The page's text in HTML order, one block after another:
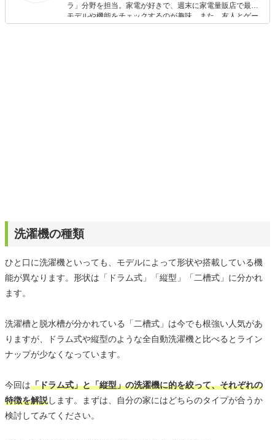
ラ」分野を担当。家電が好きで、週末に家電量販店で最新
モデルや機能をチェックするのが趣味。また、友人とゲー
ムを楽しみながら、新作タイトルやイベント情報もいち早
洗濯機の種類
ひと口に洗濯機といっても、モデルによって形状や搭載している機
能が異なります。形状は「ドラム式」「縦型」「二槽式」に分かれ
ます。
洗濯槽と脱水槽が分かれている「二槽式」は今でも根強い人気があ
りますが、ドラム式や縦型のような全自動洗濯機と比べるとライン
ナップが少なくなっています。
今回は「ドラム式」と「縦型」の洗濯機に的を絞って、それぞれの
特徴を解説します。まずは、自分の家にはどちらのタイプが合うか
検討してみてください。